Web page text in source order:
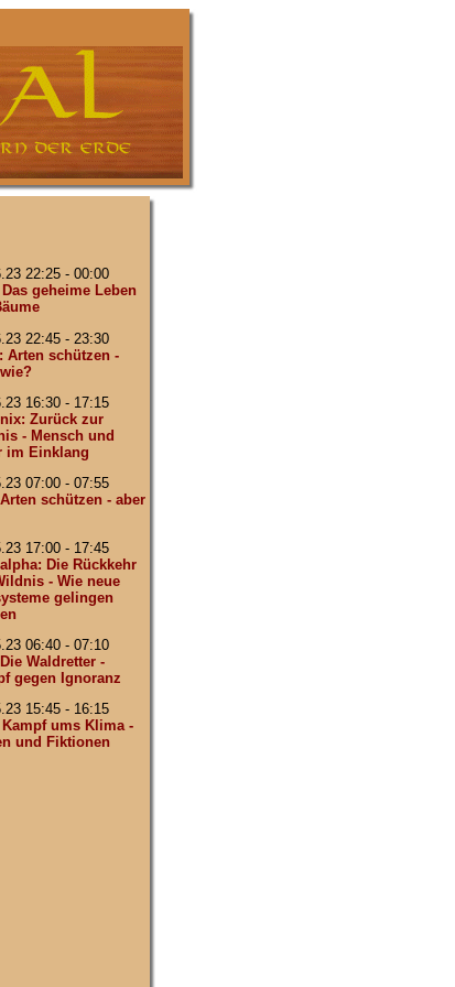
22:25 - 00:00
geheime Leben
22:45 - 23:30
Arten schützen -
16:30 - 17:15
Zurück zur
- Mensch und
im Einklang
07:00 - 07:55
schützen - aber
17:00 - 17:45
Die Rückkehr
- Wie neue
gelingen
06:40 - 07:10
Waldretter -
gegen Ignoranz
15:45 - 16:15
Kampf ums Klima -
und Fiktionen